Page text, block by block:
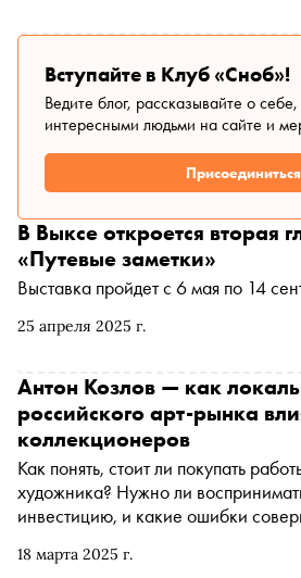
Вступайте в Клуб «Сноб»!
Ведите блог, рассказывайте о
интересными людьми на сайте и
Присоединиться
25 апреля 2025 г.
В Выксе откроется вторая
«Путевые заметки»
Выставка пройдет с 6 мая по 14
18 марта 2025 г.
Антон Козлов — как
российского арт-рынка
коллекционеров
Как понять, стоит ли покупать
художника? Нужно ли
инвестицию, и какие ошибки
остается закрытым, но при этом